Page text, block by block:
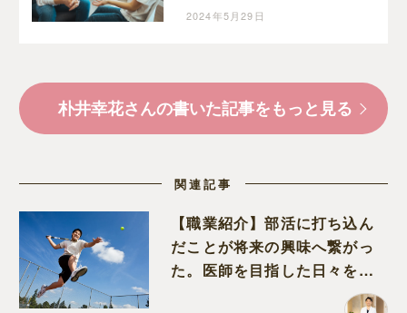
がいい？
2024年5月29日
朴井幸花さんの書いた記事をもっと見る
関連記事
【職業紹介】部活に打ち込ん
だことが将来の興味へ繋がっ
た。医師を目指した日々を振